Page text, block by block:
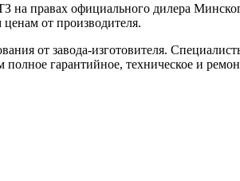
правах официального дилера
от производителя.
от завода-изготовителя.
гарантийное, техническое и